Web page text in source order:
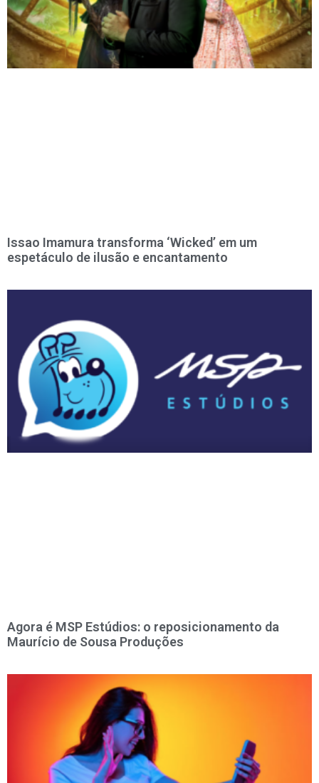
Issao Imamura transforma ‘Wicked’ em um
espetáculo de ilusão e encantamento
Agora é MSP Estúdios: o reposicionamento da
Maurício de Sousa Produções